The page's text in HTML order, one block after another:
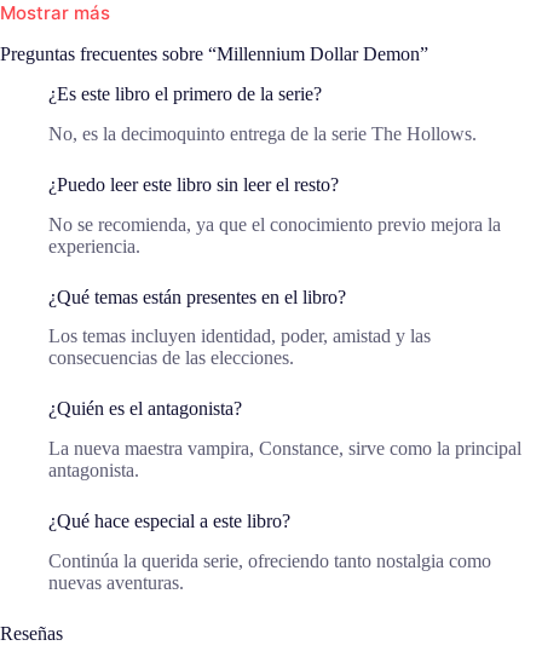
Mostrar más
Preguntas frecuentes sobre “Millennium Dollar Demon”
¿Es este libro el primero de la serie?
No, es la decimoquinto entrega de la serie The Hollows.
¿Puedo leer este libro sin leer el resto?
No se recomienda, ya que el conocimiento previo mejora la
experiencia.
¿Qué temas están presentes en el libro?
Los temas incluyen identidad, poder, amistad y las
consecuencias de las elecciones.
¿Quién es el antagonista?
La nueva maestra vampira, Constance, sirve como la principal
antagonista.
¿Qué hace especial a este libro?
Continúa la querida serie, ofreciendo tanto nostalgia como
nuevas aventuras.
Reseñas